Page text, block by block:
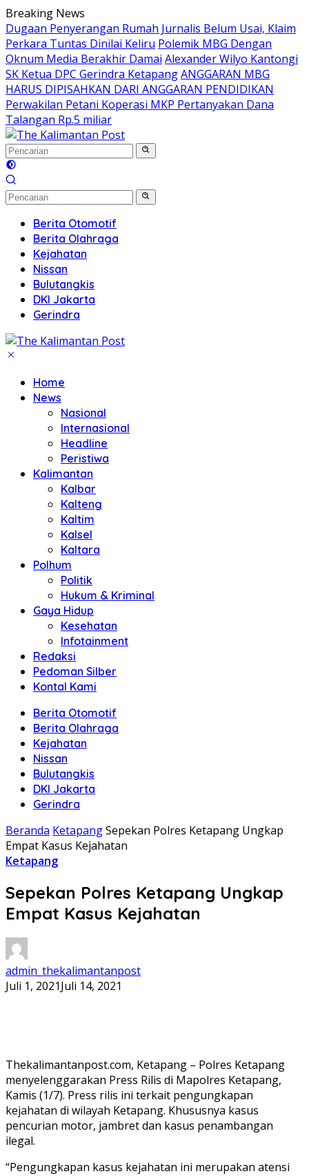
Langsung
ke
konten
Breaking News
Dugaan Penyerangan Rumah Jurnalis Belum Usai, Klaim
Perkara Tuntas Dinilai Keliru Polemik MBG Dengan
Oknum Media Berakhir Damai Alexander Wilyo Kantongi
SK Ketua DPC Gerindra KetapangANGGARAN MBG
HARUS DIPISAHKAN DARI ANGGARAN PENDIDIKAN
Perwakilan Petani Koperasi MKP Pertanyakan Dana
Talangan Rp.5 miliar
Berita Otomotif
Berita Olahraga
Kejahatan
Nissan
Bulutangkis
DKI Jakarta
Gerindra
Home
News
Nasional
Internasional
Headline
Peristiwa
Kalimantan
Kalbar
Kalteng
Kaltim
Kalsel
Kaltara
Polhum
Politik
Hukum & Kriminal
Gaya Hidup
Kesehatan
Infotainment
Redaksi
Pedoman Silber
Kontal Kami
Berita Otomotif
Berita Olahraga
Kejahatan
Nissan
Bulutangkis
DKI Jakarta
Gerindra
Beranda KetapangSepekan Polres Ketapang Ungkap
Empat Kasus Kejahatan
Ketapang
Sepekan Polres Ketapang Ungkap
Empat Kasus Kejahatan
admin_thekalimantanpost
Juli 1, 2021Juli 14, 2021
Thekalimantanpost.com, Ketapang – Polres Ketapang
menyelenggarakan Press Rilis di Mapolres Ketapang,
Kamis (1/7). Press rilis ini terkait pengungkapan
kejahatan di wilayah Ketapang. Khususnya kasus
pencurian motor, jambret dan kasus penambangan
ilegal.
“Pengungkapan kasus kejahatan ini merupakan atensi